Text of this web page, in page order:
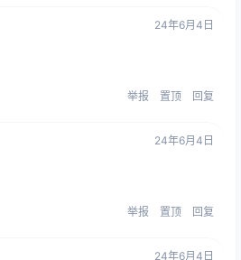
24年6月4日
举报 置顶 回复
24年6月4日
举报 置顶 回复
24年6月4日